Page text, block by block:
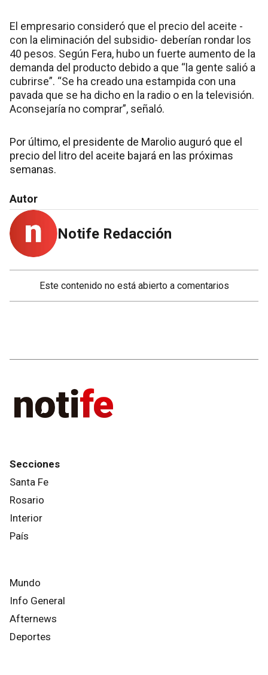
El empresario consideró que el precio del aceite -
con la eliminación del subsidio- deberían rondar los
40 pesos. Según Fera, hubo un fuerte aumento de la
demanda del producto debido a que “la gente salió a
cubrirse”. “Se ha creado una estampida con una
pavada que se ha dicho en la radio o en la televisión.
Aconsejaría no comprar”, señaló.
Por último, el presidente de Marolio auguró que el
precio del litro del aceite bajará en las próximas
semanas.
Autor
Notife Redacción
Este contenido no está abierto a comentarios
Secciones
Santa Fe
Rosario
Interior
País
Mundo
Info General
Afternews
Deportes